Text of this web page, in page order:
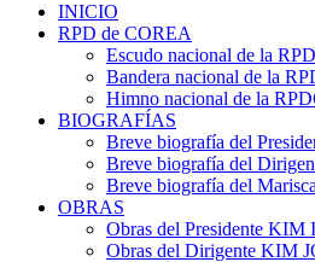
INICIO
RPD de COREA
Escudo nacional de la
Bandera nacional de la
Himno nacional de la
BIOGRAFÍAS
Breve biografía del
Breve biografía del
Breve biografía del
OBRAS
Obras del Presidente KIM
Obras del Dirigente KIM